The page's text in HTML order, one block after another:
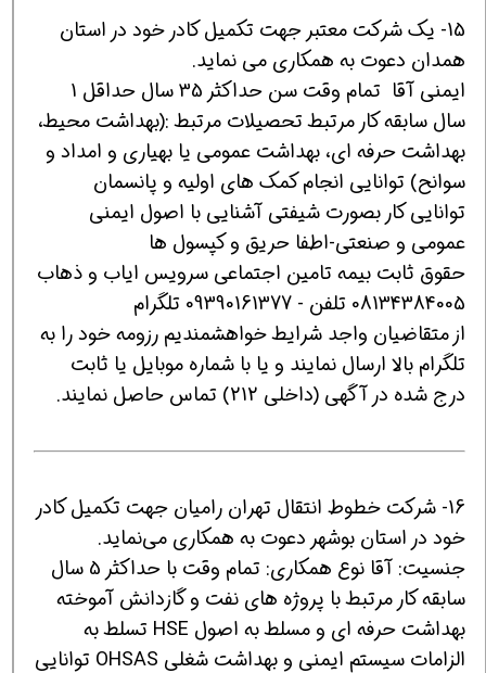
15- یک شرکت معتبر جهت تکمیل کادر خود در استان
همدان دعوت به همکاری می نماید.
ایمنی آقا تمام وقت سن حداکثر 35 سال حداقل 1
سال سابقه کار مرتبط تحصیلات مرتبط :(بهداشت محیط،
بهداشت حرفه ای، بهداشت عمومی یا بهیاری و امداد و
سوانح) توانایی انجام کمک های اولیه و پانسمان
توانایی کار بصورت شیفتی آشنایی با اصول ایمنی
عمومی و صنعتی-اطفا حریق و کپسول ها
حقوق ثابت بیمه تامین اجتماعی سرویس ایاب و ذهاب
08134384005 تلفن - 09390161377 تلگرام
از متقاضیان واجد شرایط خواهشمندیم رزومه خود را به
تلگرام بالا ارسال نمایند و یا ‌با شماره‌ موبایل یا ثابت
درج شده در آگهی (داخلی 212) تماس حاصل نمایند.
16- شرکت خطوط انتقال تهران رامیان جهت تکمیل کادر
خود در استان بوشهر دعوت به همکاری می‌نماید.
جنسیت: آقا نوع همکاری: تمام وقت با حداکثر 5 سال
سابقه کار مرتبط با پروژه های نفت و گازدانش آموخته
بهداشت حرفه ای و مسلط به اصول HSE تسلط به
الزامات سیستم ایمنی و بهداشت شغلی OHSAS توانایی